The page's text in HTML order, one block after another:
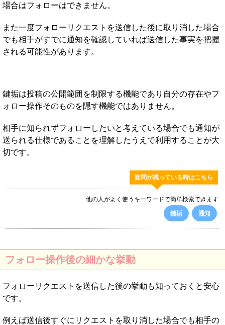
場合はフォローはできません。
また一度フォローリクエストを送信した後に取り消した場合
でも相手がすでに通知を確認していれば送信した事実を把握
される可能性があります。
鍵垢は投稿の公開範囲を制限する機能であり自分の存在やフ
ォロー操作そのものを隠す機能ではありません。
相手に知られずフォローしたいと考えている場合でも通知が
送られる仕様であることを理解したうえで利用することが大
切です。
疑問が残っている時はこちら
他の人がよく使うキーワードで簡単検索できます
鍵垢
通知
フォロー操作後の細かな挙動
フォローリクエストを送信した後の挙動も知っておくと安心
です。
例えば送信後すぐにリクエストを取り消した場合でも相手の